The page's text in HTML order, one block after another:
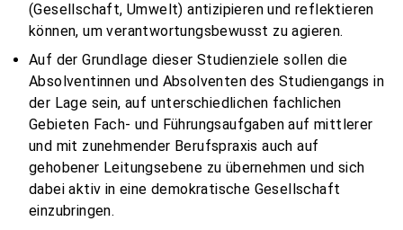
(Gesellschaft, Umwelt) antizipieren und reflektieren
können, um verantwortungsbewusst zu agieren.
Auf der Grundlage dieser Studienziele sollen die
Absolventinnen und Absolventen des Studiengangs in
der Lage sein, auf unterschiedlichen fachlichen
Gebieten Fach- und Führungsaufgaben auf mittlerer
und mit zunehmender Berufspraxis auch auf
gehobener Leitungsebene zu übernehmen und sich
dabei aktiv in eine demokratische Gesellschaft
einzubringen.